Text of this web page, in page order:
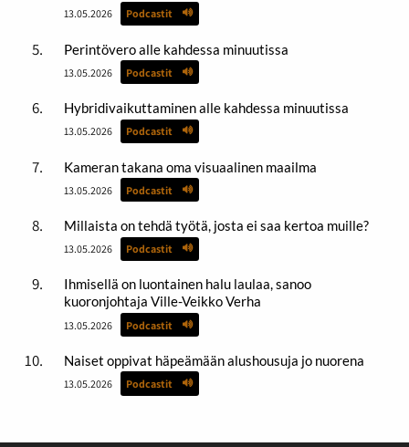
13.05.2026 Podcastit
Perintövero alle kahdessa minuutissa
13.05.2026 Podcastit
Hybridivaikuttaminen alle kahdessa minuutissa
13.05.2026 Podcastit
Kameran takana oma visuaalinen maailma
13.05.2026 Podcastit
Millaista on tehdä työtä, josta ei saa kertoa muille?
13.05.2026 Podcastit
Ihmisellä on luontainen halu laulaa, sanoo
kuoronjohtaja Ville-Veikko Verha
13.05.2026 Podcastit
Naiset oppivat häpeämään alushousuja jo nuorena
13.05.2026 Podcastit